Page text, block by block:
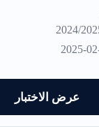
عرض الاختبار